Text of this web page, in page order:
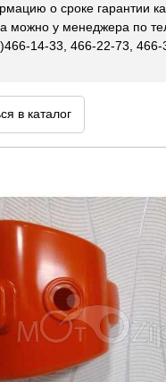
о сроке гарантии
можно у менеджера по
14-33, 466-22-73, 466-
в каталог